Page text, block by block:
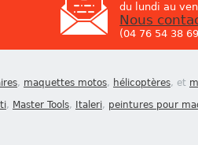
du lundi au
Nous
(04 76 54 38
, maquettes motos, hélicoptères, et
, Master Tools, Italeri, peintures pour